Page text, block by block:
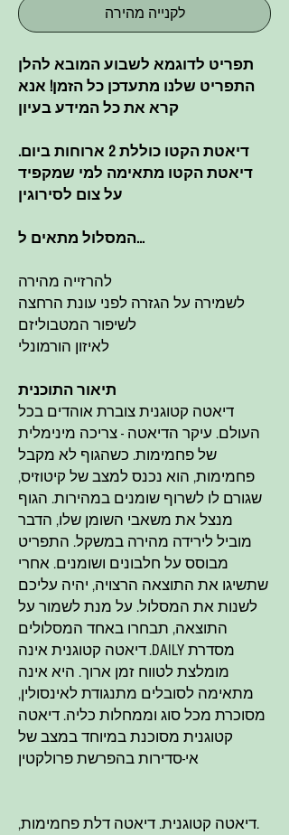
לקנייה מהירה
תפריט לדוגמא לשבוע המובא להלן
התפריט שלנו מתעדכן כל הזמן! אנא
קרא את כל המידע בעיון
דיאטת הקטו כוללת 2 ארוחות ביום.
דיאטת הקטו מתאימה למי שמקפיד
על צום לסירוגין
...המסלול מתאים ל
להרזייה מהירה
לשמירה על הגזרה לפני עונת הרחצה
לשיפור המטבוליזם
לאיזון הורמונלי
תיאור התוכנית
דיאטה קטוגנית צוברת אוהדים בכל
העולם. עיקר הדיאטה - צריכה מינימלית
של פחמימות. כשהגוף לא מקבל
פחמימות, הוא נכנס למצב של קיטוזיס,
שגורם לו לשרוף שומנים במהירות. הגוף
מנצל את משאבי השומן שלו, הדבר
מוביל לירידה מהירה במשקל. התפריט
מבוסס על חלבונים ושומנים. אחרי
שתשיגו את התוצאה הרצויה, יהיה עליכם
לשנות את המסלול. על מנת לשמור על
התוצאה, תבחרו באחד המסלולים
מסדרת DAILY. דיאטה קטוגנית אינה
מומלצת לטווח זמן ארוך. היא אינה
מתאימה לסובלים מתנגודת לאינסולין,
מסוכרת מכל סוג וממחלות כליה. דיאטה
קטוגנית מסוכנת במיוחד במצב של
אי-סדירות בהפרשת פרולקטין
.דיאטה קטוגנית. דיאטה דלת פחמימות,